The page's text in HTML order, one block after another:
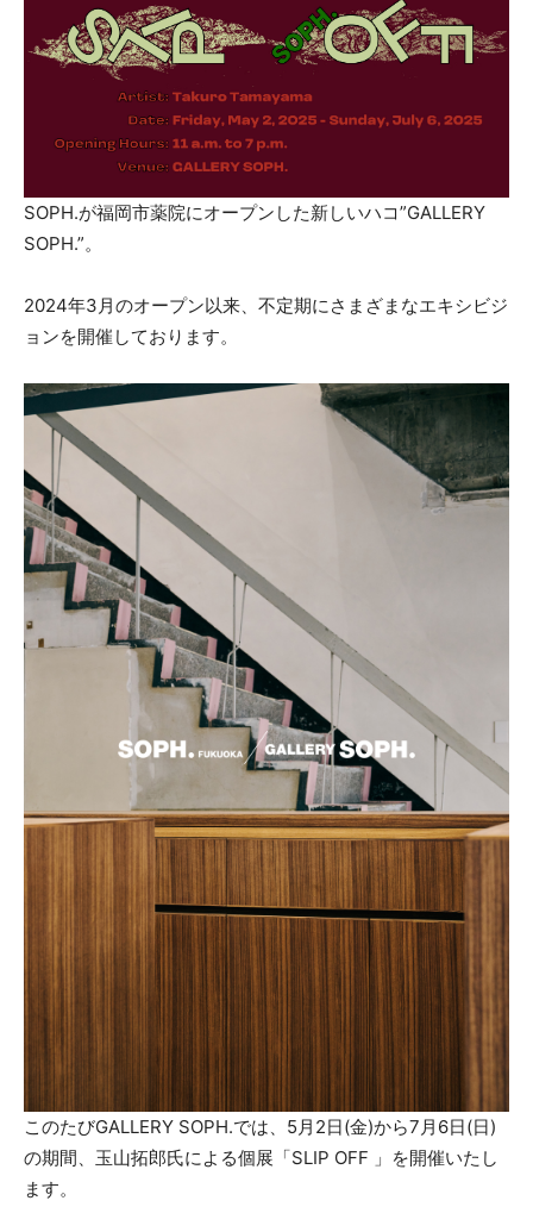
SOPH.が福岡市薬院にオープンした新しいハコ”GALLERY
SOPH.”。
2024年3月のオープン以来、不定期にさまざまなエキシビジ
ョンを開催しております。
このたびGALLERY SOPH.では、5月2日(金)から7月6日(日)
の期間、玉山拓郎氏による個展「SLIP OFF 」を開催いたし
ます。